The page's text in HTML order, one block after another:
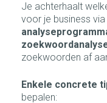
Je achterhaalt
voor je business via
zoekwoorden af
Enkele concrete
bepalen: